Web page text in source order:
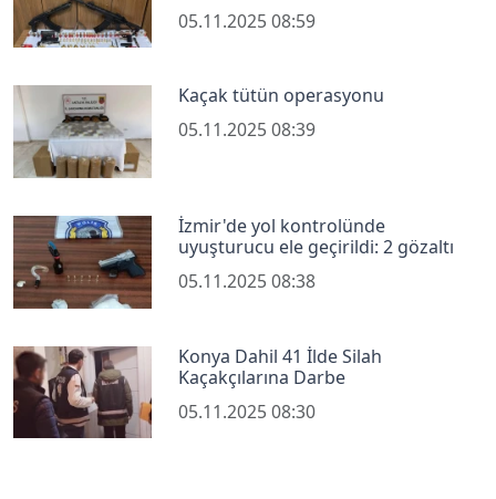
05.11.2025 08:59
Kaçak tütün operasyonu
05.11.2025 08:39
İzmir'de yol kontrolünde
uyuşturucu ele geçirildi: 2 gözaltı
05.11.2025 08:38
Konya Dahil 41 İlde Silah
Kaçakçılarına Darbe
05.11.2025 08:30